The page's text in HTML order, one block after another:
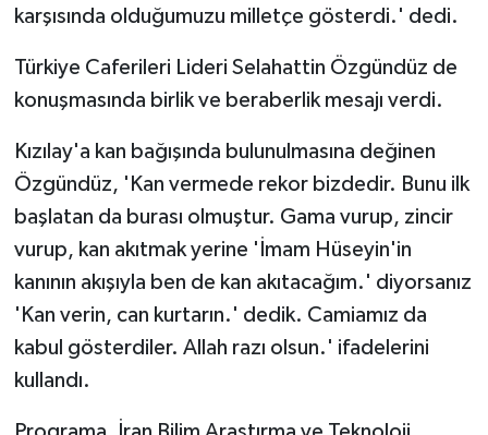
karşısında olduğumuzu milletçe gösterdi.' dedi.
Türkiye Caferileri Lideri Selahattin Özgündüz de
konuşmasında birlik ve beraberlik mesajı verdi.
Kızılay'a kan bağışında bulunulmasına değinen
Özgündüz, 'Kan vermede rekor bizdedir. Bunu ilk
başlatan da burası olmuştur. Gama vurup, zincir
vurup, kan akıtmak yerine 'İmam Hüseyin'in
kanının akışıyla ben de kan akıtacağım.' diyorsanız
'Kan verin, can kurtarın.' dedik. Camiamız da
kabul gösterdiler. Allah razı olsun.' ifadelerini
kullandı.